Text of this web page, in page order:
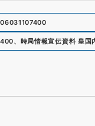
、 時局情報宣伝資料 皇国